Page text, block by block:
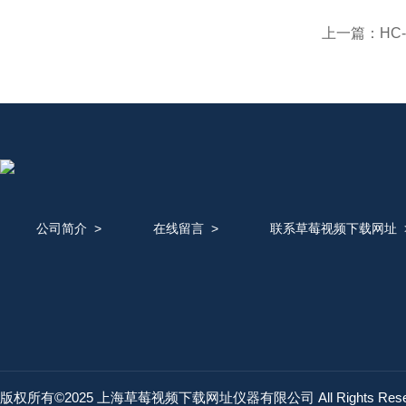
上一篇：
公司简介 > 在线留言> 联系草莓视频下载网址
版权所有©2025 上海草莓视频下载网址仪器有限公司 All Rights